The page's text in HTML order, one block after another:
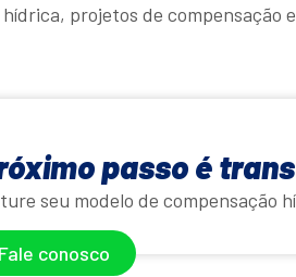
projetos de compensação
passo é
seu modelo de compensação
Fale conosco